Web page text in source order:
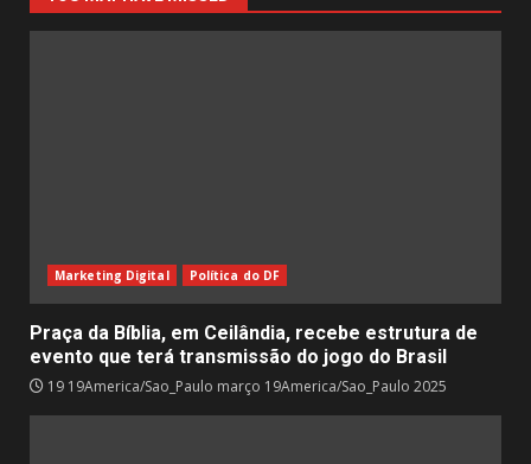
Marketing Digital Política do DF
Praça da Bíblia, em Ceilândia, recebe estrutura de
evento que terá transmissão do jogo do Brasil
19 19America/Sao_Paulo março 19America/Sao_Paulo 2025